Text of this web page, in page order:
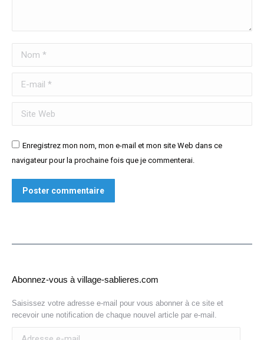
Nom *
E-mail *
Site Web
Enregistrez mon nom, mon e-mail et mon site Web dans ce
navigateur pour la prochaine fois que je commenterai.
Poster commentaire
Abonnez-vous à village-sablieres.com
Saisissez votre adresse e-mail pour vous abonner à ce site et
recevoir une notification de chaque nouvel article par e-mail.